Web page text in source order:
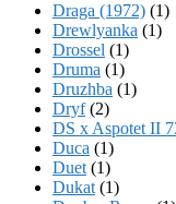
Draga (1972) (1)
Drewlyanka (1)
Drossel (1)
Druma (1)
Druzhba (1)
Dryf(2)
DS x Aspotet II
Duca (1)
Duet (1)
Dukat (1)